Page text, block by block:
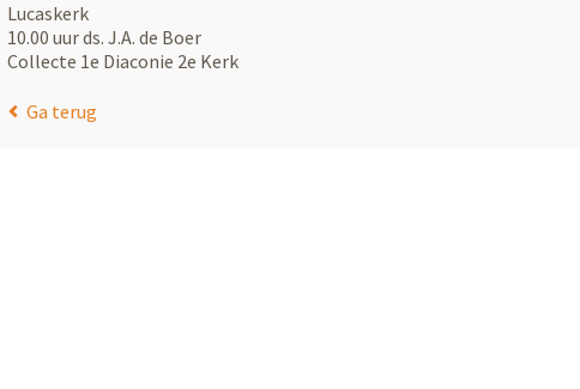
Lucaskerk
10.00 uur ds. J.A. de Boer
Collecte 1e Diaconie 2e Kerk
Ga terug